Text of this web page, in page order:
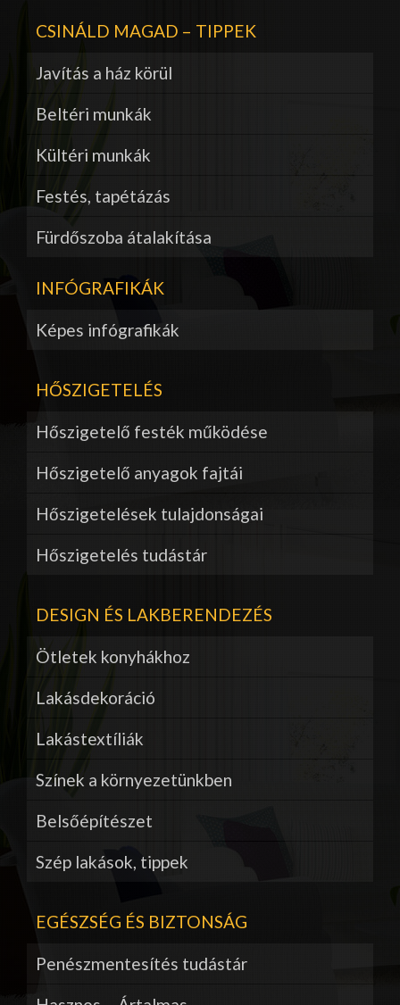
CSINÁLD MAGAD – TIPPEK
Javítás a ház körül
Beltéri munkák
Kültéri munkák
Festés, tapétázás
Fürdőszoba átalakítása
INFÓGRAFIKÁK
Képes infógrafikák
HŐSZIGETELÉS
Hőszigetelő festék működése
Hőszigetelő anyagok fajtái
Hőszigetelések tulajdonságai
Hőszigetelés tudástár
DESIGN ÉS LAKBERENDEZÉS
Ötletek konyhákhoz
Lakásdekoráció
Lakástextíliák
Színek a környezetünkben
Belsőépítészet
Szép lakások, tippek
EGÉSZSÉG ÉS BIZTONSÁG
Penészmentesítés tudástár